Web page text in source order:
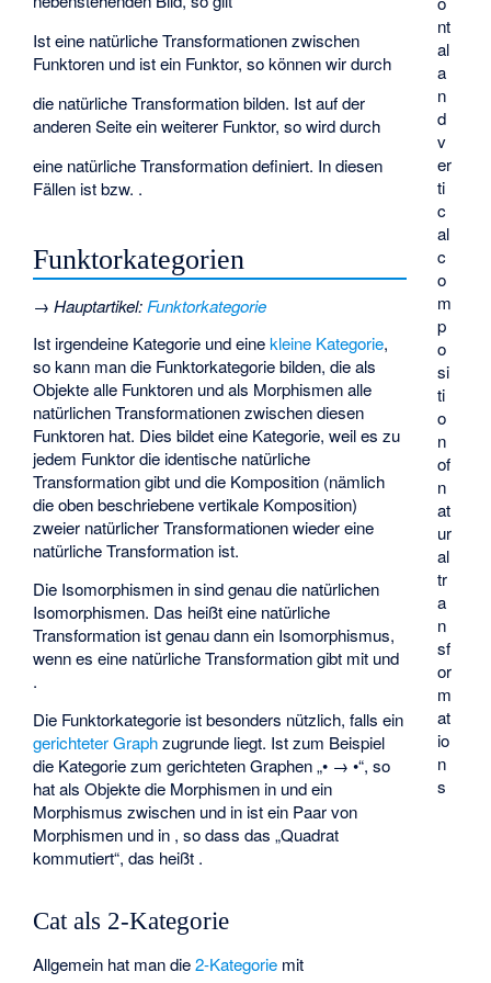
nt
al
a
n
d
v
er
ti
c
al
c
o
m
p
o
si
ti
o
n
of
n
at
ur
al
tr
a
n
sf
or
m
at
io
n
s
Isteine natürliche Transformationen zwischen
Funktoren und istein Funktor, so können wir durch
die natürliche Transformationbilden. Ist auf der
anderen Seiteein weiterer Funktor, so wird durch
eine natürliche Transformationdefiniert. In diesen
Fällen istbzw. .
Funktorkategorien
→Hauptartikel: Funktorkategorie
Ist irgendeine Kategorie undeinekleine Kategorie,
so kann man die Funktorkategoriebilden, die als
Objekte alle Funktoren und als Morphismen alle
natürlichen Transformationen zwischen diesen
Funktoren hat. Dies bildet eine Kategorie, weil es zu
jedem Funktordie identische natürliche
Transformationgibt und die Komposition (nämlich
die oben beschriebene vertikale Komposition)
zweier natürlicher Transformationen wieder eine
natürliche Transformation ist.
Die Isomorphismen insind genau die natürlichen
Isomorphismen. Das heißt eine natürliche
Transformation ist genau dann ein Isomorphismus,
wenn es eine natürliche Transformationgibt mit und
.
Die Funktorkategorie ist besonders nützlich, fallsein
gerichteter Graphzugrunde liegt. Ist zum Beispiel
die Kategorie zum gerichteten Graphen „• → •“, so
hatals Objekte die Morphismen in und ein
Morphismus zwischen und in ist ein Paar von
Morphismen und in , so dass das „Quadrat
kommutiert“, das heißt .
Cat als 2-Kategorie
Allgemein hat man die2-Kategorie mit